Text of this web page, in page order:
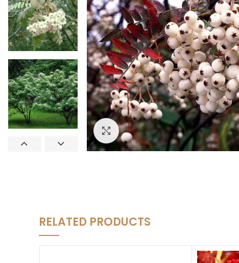
Увеличить
RELATED PRODUCTS